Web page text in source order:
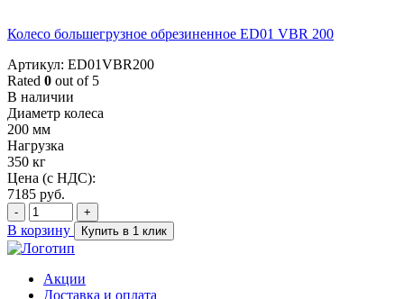
Колесо большегрузное обрезиненное ED01 VBR 200
Артикул: ED01VBR200
Rated 0 out of 5
В наличии
Диаметр колеса
200 мм
Нагрузка
350 кг
Цена (с НДС):
7185 руб.
- +
В корзину Купить в 1 клик
Акции
Доставка и оплата